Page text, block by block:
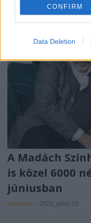
CONFIRM
Data Deletion
A Madách
is közel 6000
júniusban
mtothorsi • 2020. július 09.